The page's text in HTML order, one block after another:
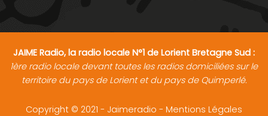
JAIME Radio, la radio locale N°1 de Lorient Bretagne Sud :
1ère radio locale devant toutes les radios domiciliées sur le
territoire du pays de Lorient et du pays de Quimperlé.
Copyright © 2021 - Jaimeradio - Mentions Légales